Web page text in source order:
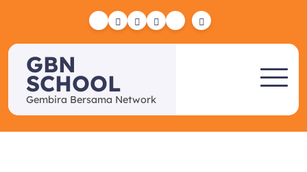
YelpFacebook
TwitterInstagram
Email
GBN
SCHOOL
Gembira Bersama Network